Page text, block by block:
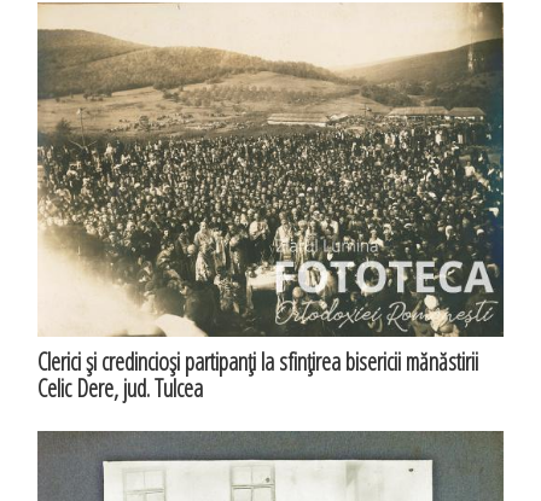
Clerici şi credincioşi partipanţi la sfinţirea bisericii mănăstirii
Celic Dere, jud. Tulcea